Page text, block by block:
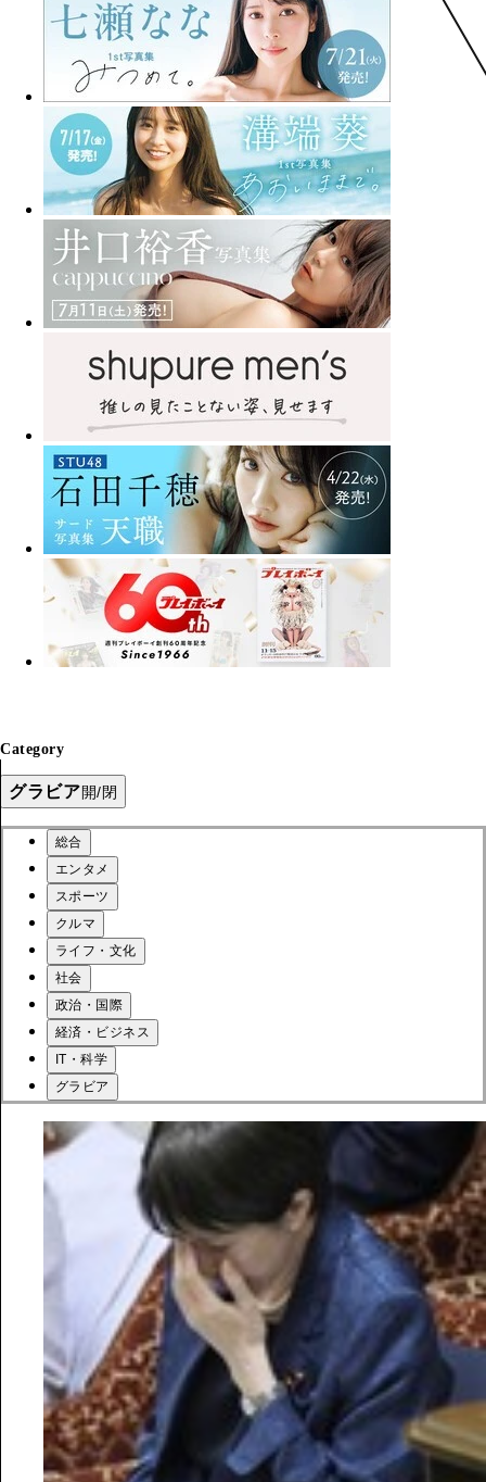
Category
グラビア開/閉
総合
エンタメ
スポーツ
クルマ
ライフ・文化
社会
政治・国際
経済・ビジネス
IT・科学
グラビア